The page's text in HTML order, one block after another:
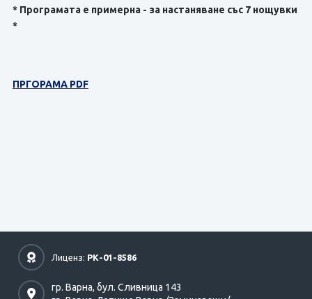
* Програмата е примерна - за настаняване със 7 нощувки
*
ПРГОРАМА PDF
Лиценз: РК-01-8586
гр. Варна, бул. Сливница 143